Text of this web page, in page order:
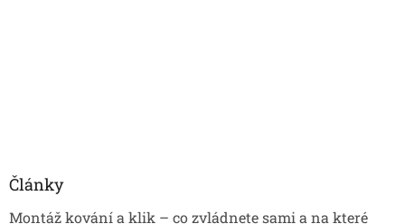
Články
Montáž kování a klik – co zvládnete sami a na které